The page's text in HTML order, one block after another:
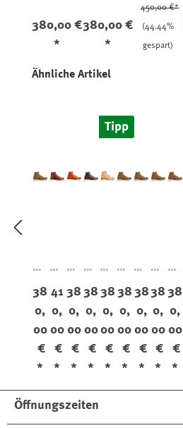
380,00 €
*
380,00 €
*
Senape
450,00 €*
(44.44%
gespart)
Produktgalerie überspringen
Ähnliche Artikel
Mo
To
e
88
81
38
0,
00
€
*
Mo
To
e
19
07
41
0,
00
€
*
Mo
To
e
87
5
38
0,
00
€
*
Mo
To
e
81
38
38
0,
00
€
*
Tipp
Mo
To
e
88
33
38
0,
00
€
*
Mo
To
e
88
81
38
0,
00
€
*
Mo
To
e
88
81
38
0,
00
€
*
Mo
To
e
88
81
38
0,
00
€
*
Mo
To
e
88
81
38
0,
00
€
*
Öffnungszeiten